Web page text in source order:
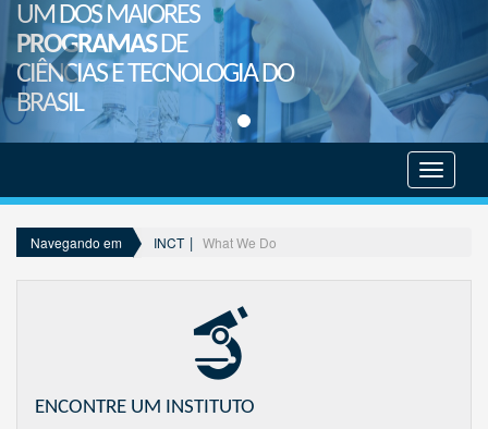
UM DOS MAIORES
PROGRAMASDE
CIÊNCIAS E TECNOLOGIA DO
BRASIL
menu
Navegando em INCT What We Do
ENCONTRE UM INSTITUTO